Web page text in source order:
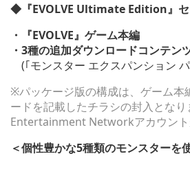
◆『EVOLVE Ultimate Edition』セ
・『EVOLVE』ゲーム本編
・3種の追加ダウンロードコンテン
(｢モンスター エクスパンション
※パッケージ版の構成は、ゲーム
ードを記載したチラシの封入とな
Entertainment Networkアカウント
＜個性豊かな5種類のモンスターを